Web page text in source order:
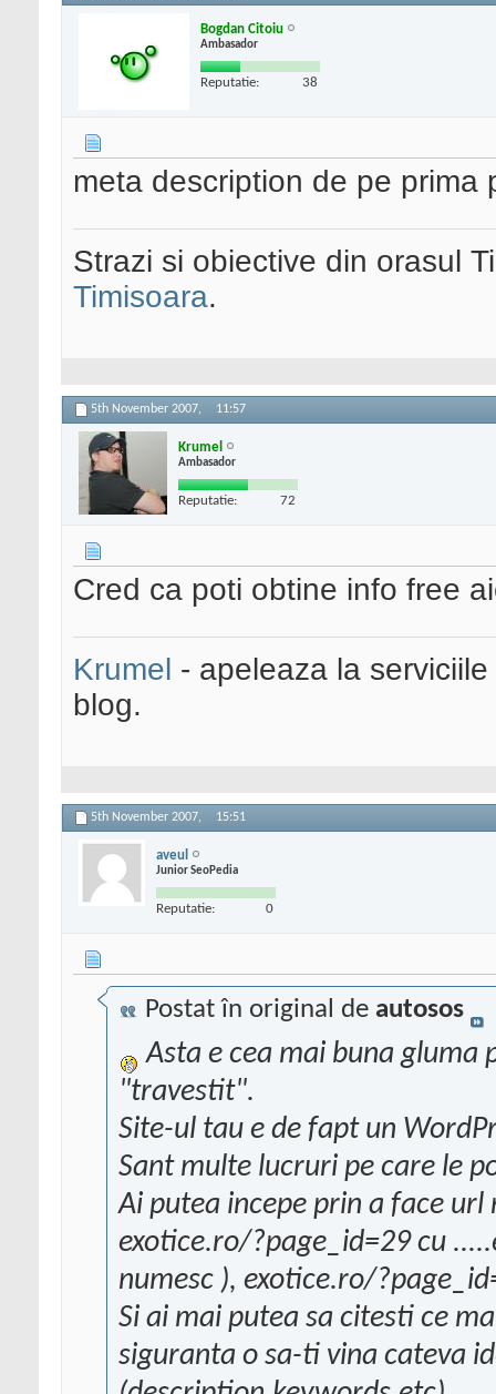
Bogdan Citoiu
Ambasador
Reputatie: 38
meta description de pe prima
Strazi si obiective din orasul
Timisoara.
5th November 2007, 11:57
Krumel
Ambasador
Reputatie: 72
Cred ca poti obtine info free
Krumel - apeleaza la
blog.
5th November 2007, 15:51
aveul
Junior SeoPedia
Reputatie: 0
Postat în original de autosos
Asta e cea mai buna gluma
"travestit".
Site-ul tau e de fapt un
Sant multe lucruri pe care le
Ai putea incepe prin a face
exotice.ro/?page_id=29 cu
numesc ), exotice.ro/
Si ai mai putea sa citesti ce
siguranta o sa-ti vina cateva